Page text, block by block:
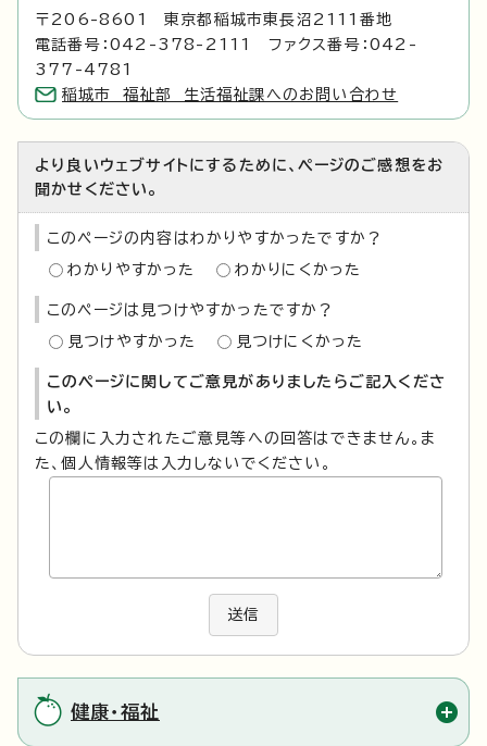
〒206-8601 東京都稲城市東長沼2111番地
電話番号：042-378-2111 ファクス番号：042-
377-4781
稲城市 福祉部 生活福祉課へのお問い合わせ
より良いウェブサイトにするために、ページのご感想をお
聞かせください。
このページの内容はわかりやすかったですか？
わかりやすかった わかりにくかった
このページは見つけやすかったですか？
見つけやすかった 見つけにくかった
このページに関してご意見がありましたらご記入くださ
い。
この欄に入力されたご意見等への回答はできません。ま
た、個人情報等は入力しないでください。
送信
健康・福祉